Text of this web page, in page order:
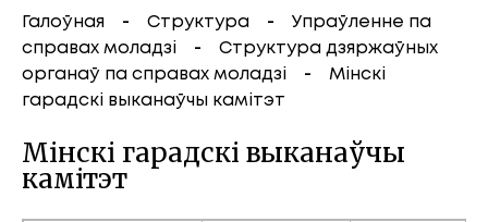
Галоўная Структура
Упраўленне па
справах моладзі
Структура дзяржаўных
органаў па справах моладзі
Мінскі
гарадскі выканаўчы камітэт
Мінскі гарадскі выканаўчы
камітэт